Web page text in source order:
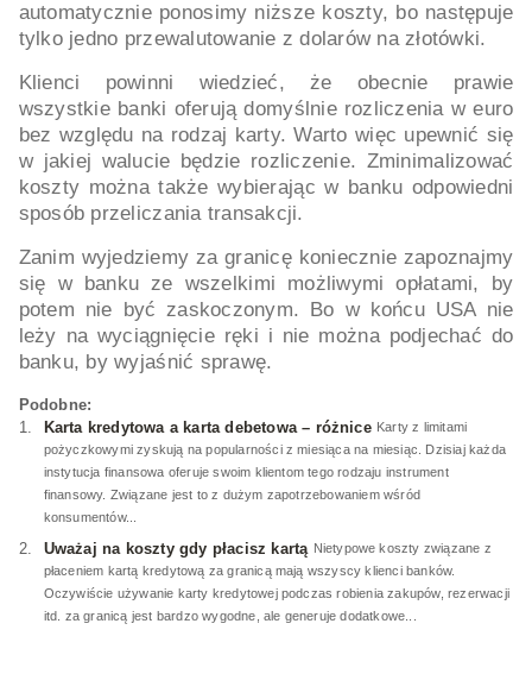
automatycznie ponosimy niższe koszty, bo następuje
tylko jedno przewalutowanie z dolarów na złotówki.
Klienci powinni wiedzieć, że obecnie prawie
wszystkie banki oferują domyślnie rozliczenia w euro
bez względu na rodzaj karty. Warto więc upewnić się
w jakiej walucie będzie rozliczenie. Zminimalizować
koszty można także wybierając w banku odpowiedni
sposób przeliczania transakcji.
Zanim wyjedziemy za granicę koniecznie zapoznajmy
się w banku ze wszelkimi możliwymi opłatami, by
potem nie być zaskoczonym. Bo w końcu USA nie
leży na wyciągnięcie ręki i nie można podjechać do
banku, by wyjaśnić sprawę.
Podobne:
Karta kredytowa a karta debetowa – różnice Karty z limitami
pożyczkowymi zyskują na popularności z miesiąca na miesiąc. Dzisiaj każda
instytucja finansowa oferuje swoim klientom tego rodzaju instrument
finansowy. Związane jest to z dużym zapotrzebowaniem wśród
konsumentów...
Uważaj na koszty gdy płacisz kartą Nietypowe koszty związane z
płaceniem kartą kredytową za granicą mają wszyscy klienci banków.
Oczywiście używanie karty kredytowej podczas robienia zakupów, rezerwacji
itd. za granicą jest bardzo wygodne, ale generuje dodatkowe...